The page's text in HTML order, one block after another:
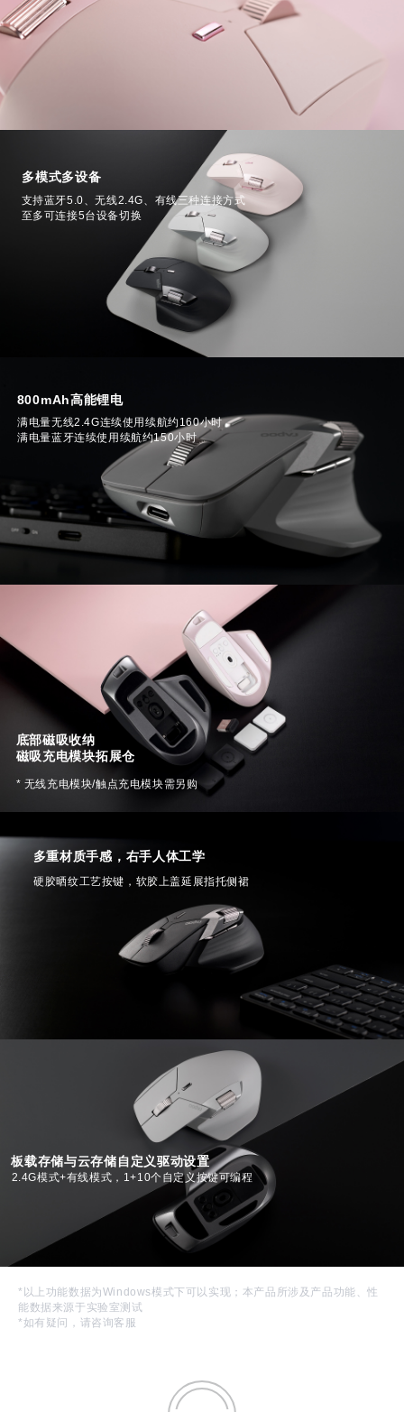
多模式多设备
支持蓝牙5.0、无线2.4G、有线三种连接方式
至多可连接5台设备切换
800mAh高能锂电
满电量无线2.4G连续使用续航约160小时
满电量蓝牙连续使用续航约150小时
底部磁吸收纳
磁吸充电模块拓展仓
* 无线充电模块/触点充电模块需另购
多重材质手感，右手人体工学
硬胶晒纹工艺按键，软胶上盖延展指托侧裙
板载存储与云存储自定义驱动设置
2.4G模式+有线模式，1+10个自定义按键可编程
*以上功能数据为Windows模式下可以实现；本产品所涉及产品功能、性
能数据来源于实验室测试
*如有疑问，请咨询客服